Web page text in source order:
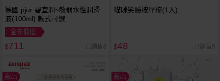
德國 pjur 碧宜潤~敏弱水性潤滑
液(100ml) 款式可選
全年最低
$711 已銷售8
貓咪笑臉按摩梳(1入)
$48 已銷售9
廠出 廠出